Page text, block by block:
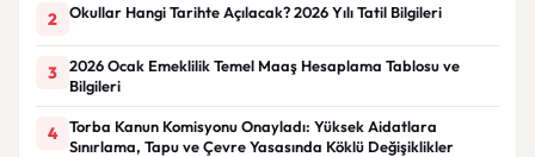
2 Okullar Hangi Tarihte Açılacak? 2026 Yılı Tatil Bilgileri
3
2026 Ocak Emeklilik Temel Maaş Hesaplama Tablosu ve
Bilgileri
4
Torba Kanun Komisyonu Onayladı: Yüksek Aidatlara
Sınırlama, Tapu ve Çevre Yasasında Köklü Değişiklikler